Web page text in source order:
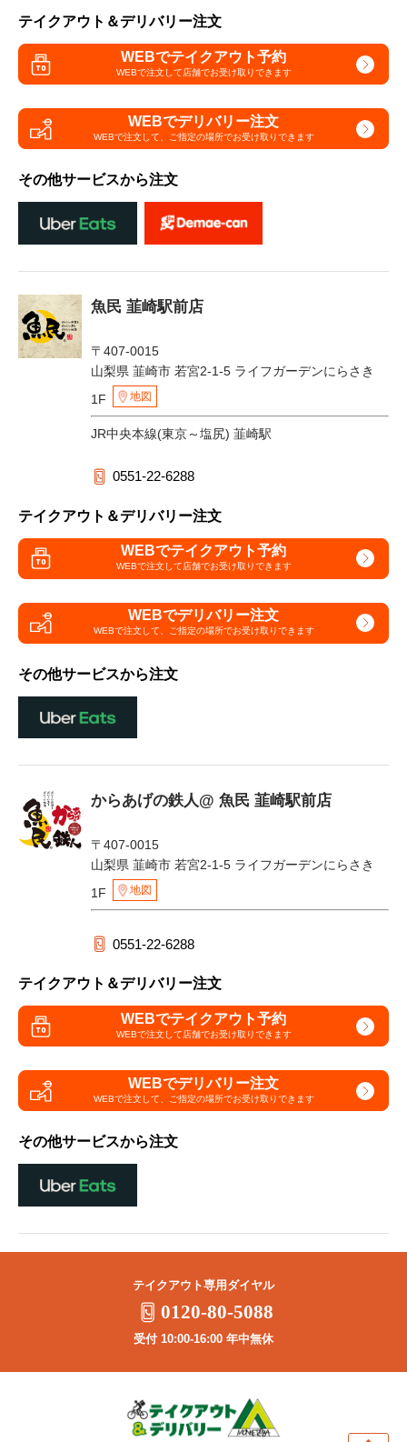
テイクアウト＆デリバリー注文
WEBでテイクアウト予約
WEBで注文して店舗でお受け取りできます
WEBでデリバリー注文
WEBで注文して、 ご指定の場所でお受け取りできます
その他サービスから注文
魚民 韮崎駅前店
〒407-0015
山梨県 韮崎市 若宮2-1-5 ライフガーデンにらさき
1F
地図
JR中央本線(東京～塩尻) 韮崎駅
0551-22-6288
テイクアウト＆デリバリー注文
WEBでテイクアウト予約
WEBで注文して店舗でお受け取りできます
WEBでデリバリー注文
WEBで注文して、 ご指定の場所でお受け取りできます
その他サービスから注文
からあげの鉄人@ 魚民 韮崎駅前店
〒407-0015
山梨県 韮崎市 若宮2-1-5 ライフガーデンにらさき
1F
地図
0551-22-6288
テイクアウト＆デリバリー注文
WEBでテイクアウト予約
WEBで注文して店舗でお受け取りできます
WEBでデリバリー注文
WEBで注文して、 ご指定の場所でお受け取りできます
その他サービスから注文
テイクアウト専用ダイヤル
0120-80-5088
受付 10:00-16:00 年中無休